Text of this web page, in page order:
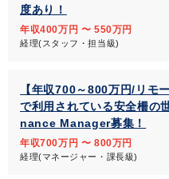
度あり！
年収400万円 〜 550万円
経理(スタッフ・担当級)
【年収700～800万円/リモ
で利用されている安全柵の
nance Manager募集！
年収700万円 〜 800万円
経理(マネージャー・課長級)